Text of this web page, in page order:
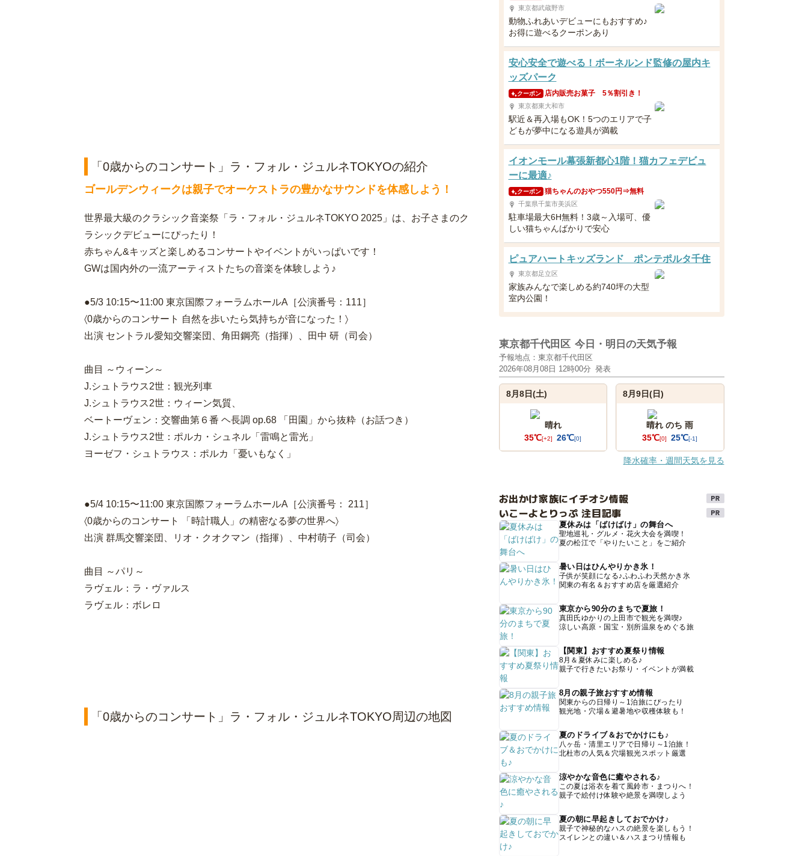
「0歳からのコンサート」ラ・フォル・ジュルネTOKYOの紹介
ゴールデンウィークは親子でオーケストラの豊かなサウンドを体感しよう！
世界最大級のクラシック音楽祭「ラ・フォル・ジュルネTOKYO 2025」は、お子さまのク
ラシックデビューにぴったり！
赤ちゃん&キッズと楽しめるコンサートやイベントがいっぱいです！
GWは国内外の一流アーティストたちの音楽を体験しよう♪
●5/3 10:15〜11:00 東京国際フォーラムホールA［公演番号：111］
〈0歳からのコンサート 自然を歩いたら気持ちが音になった！〉
出演 セントラル愛知交響楽団、角田鋼亮（指揮）、田中 研（司会）
曲目 ～ウィーン～
J.シュトラウス2世：観光列車
J.シュトラウス2世：ウィーン気質、
ベートーヴェン：交響曲第６番 ヘ長調 op.68 「田園」から抜粋（お話つき）
J.シュトラウス2世：ポルカ・シュネル「雷鳴と雷光」
ヨーゼフ・シュトラウス：ポルカ「憂いもなく」
●5/4 10:15〜11:00 東京国際フォーラムホールA［公演番号： 211］
〈0歳からのコンサート 「時計職人」の精密なる夢の世界へ〉
出演 群馬交響楽団、リオ・クオクマン（指揮）、中村萌子（司会）
曲目 ～パリ～
ラヴェル：ラ・ヴァルス
ラヴェル：ボレロ
「0歳からのコンサート」ラ・フォル・ジュルネTOKYO周辺の地図
東京都武蔵野市
動物ふれあいデビューにもおすすめ♪
お得に遊べるクーポンあり
安心安全で遊べる！ボーネルンド監修の屋内キ
ッズパーク
クーポン 店内販売お菓子 5％割引き！
東京都東大和市
駅近＆再入場もOK！5つのエリアで子
どもが夢中になる遊具が満載
イオンモール幕張新都心1階！猫カフェデビュ
ーに最適♪
クーポン 猫ちゃんのおやつ550円⇒無料
千葉県千葉市美浜区
駐車場最大6H無料！3歳～入場可、優
しい猫ちゃんばかりで安心
ピュアハートキッズランド ポンテポルタ千住
東京都足立区
家族みんなで楽しめる約740坪の大型
室内公園！
東京都千代田区 今日・明日の天気予報
予報地点：東京都千代田区
2026年08月08日 12時00分 発表
8月8日(土)
晴れ
35℃[+2] 26℃[0]
8月9日(日)
晴れ のち 雨
35℃[0] 25℃[-1]
降水確率・週間天気を見る
お出かけ家族にイチオシ情報
いこーよとりっぷ 注目記事
夏休みは「ばけばけ」の舞台へ
聖地巡礼・グルメ・花火大会を満喫！
夏の松江で「やりたいこと」をご紹介
暑い日はひんやりかき氷！
子供が笑顔になる♪ふわふわ天然かき氷
関東の有名＆おすすめ店を厳選紹介
東京から90分のまちで夏旅！
真田氏ゆかりの上田市で観光を満喫♪
涼しい高原・国宝・別所温泉をめぐる旅
【関東】おすすめ夏祭り情報
8月＆夏休みに楽しめる♪
親子で行きたいお祭り・イベントが満載
8月の親子旅おすすめ情報
関東からの日帰り～1泊旅にぴったり
観光地・穴場＆避暑地や収穫体験も！
夏のドライブ＆おでかけにも♪
八ヶ岳・清里エリアで日帰り～1泊旅！
北杜市の人気＆穴場観光スポット厳選
涼やかな音色に癒やされる♪
この夏は浴衣を着て風鈴市・まつりへ！
親子で絵付け体験や絶景を満喫しよう
夏の朝に早起きしておでかけ♪
親子で神秘的なハスの絶景を楽しもう！
スイレンとの違い＆ハスまつり情報も